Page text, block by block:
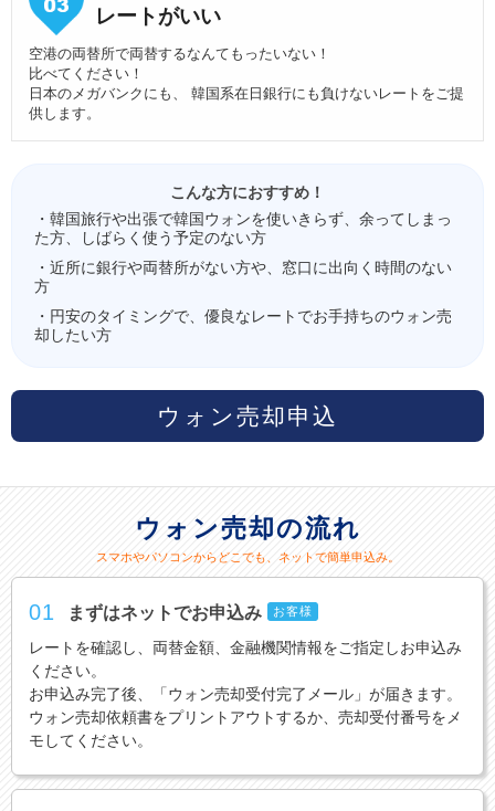
レートがいい
空港の両替所で両替するなんてもったいない！
比べてください！
日本のメガバンクにも、 韓国系在日銀行にも負けないレートをご提
供します。
こんな方におすすめ！
・韓国旅行や出張で韓国ウォンを使いきらず、余ってしまっ
た方、しばらく使う予定のない方
・近所に銀行や両替所がない方や、窓口に出向く時間のない
方
・円安のタイミングで、優良なレートでお手持ちのウォン売
却したい方
ウォン売却申込
ウォン売却の流れ
スマホやパソコンからどこでも、ネットで簡単申込み。
01 まずはネットでお申込み お客様
レートを確認し、両替金額、金融機関情報をご指定しお申込み
ください。
お申込み完了後、「ウォン売却受付完了メール」が届きます。
ウォン売却依頼書をプリントアウトするか、売却受付番号をメ
モしてください。